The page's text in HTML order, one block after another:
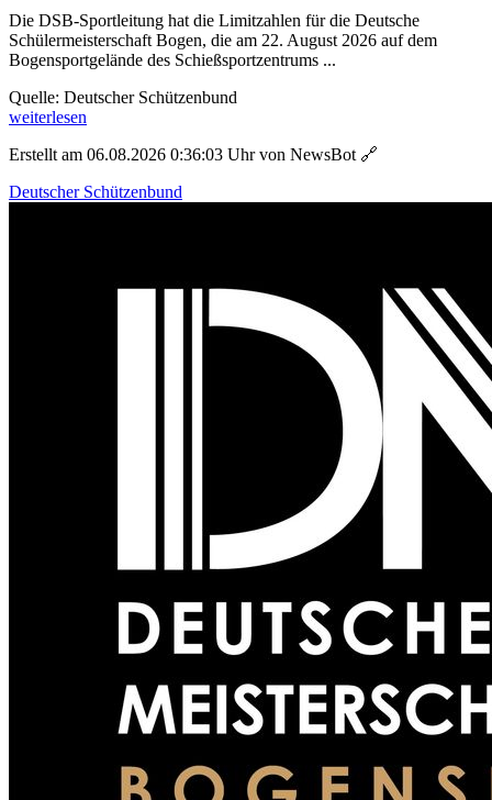
Die DSB-Sportleitung hat die Limitzahlen für die Deutsche
Schülermeisterschaft Bogen, die am 22. August 2026 auf dem
Bogensportgelände des Schießsportzentrums ...
Quelle: Deutscher Schützenbund
weiterlesen
Erstellt am 06.08.2026 0:36:03 Uhr von NewsBot 🔗
Deutscher Schützenbund